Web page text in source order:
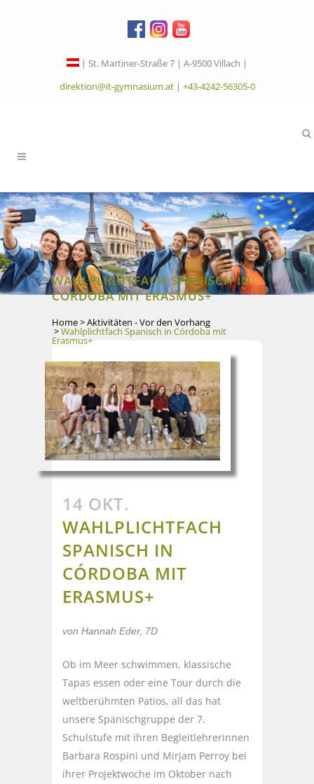
| St. Martiner-Straße 7 | A-9500 Villach |
direktion@it-gymnasium.at| +43-4242-56305-0
WAHLPLICHTFACH SPANISCH IN
CÓRDOBA MIT ERASMUS+
Home>Aktivitäten - Vor den Vorhang
>Wahlplichtfach Spanisch in Córdoba mit
Erasmus+
14 OKT.
WAHLPLICHTFACH
SPANISCH IN
CÓRDOBA MIT
ERASMUS+
von Hannah Eder, 7D
Ob im Meer schwimmen, klassische
Tapas essen oder eine Tour durch die
weltberühmten Patios, all das hat
unsere Spanischgruppe der 7.
Schulstufe mit ihren Begleitlehrerinnen
Barbara Rospini und Mirjam Perroy bei
ihrer Projektwoche im Oktober nach